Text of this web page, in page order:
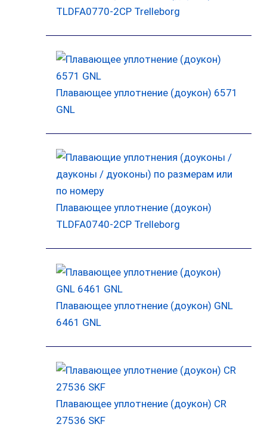
TLDFA0770-2CP Trelleborg
Плавающее уплотнение (доукон) 6571
GNL
Плавающее уплотнение (доукон)
TLDFA0740-2CP Trelleborg
Плавающее уплотнение (доукон) GNL
6461 GNL
Плавающее уплотнение (доукон) CR
27536 SKF